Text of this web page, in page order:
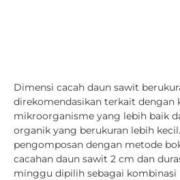
Dimensi cacah daun sawit
direkomendasikan terkait dengan
mikroorganisme yang lebih baik
organik yang berukuran lebih
pengomposan dengan metode
cacahan daun sawit 2 cm dan
minggu dipilih sebagai kombinasi